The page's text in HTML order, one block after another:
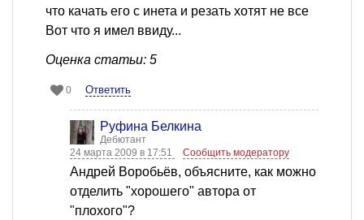
что качать его с инета и резать хотят не все
Вот что я имел ввиду...
Оценка статьи: 5
0 Ответить
Руфина Белкина
Дебютант
24 марта 2009 в 17:51
Сообщить модератору
Андрей Воробьёв, объясните, как можно
отделить "хорошего" автора от
"плохого"?